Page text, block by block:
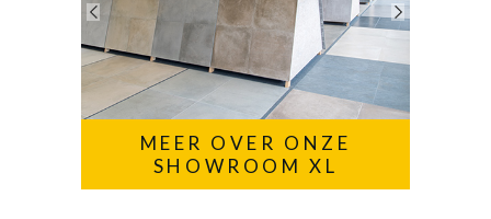
MEER OVER ONZE
SHOWROOM XL